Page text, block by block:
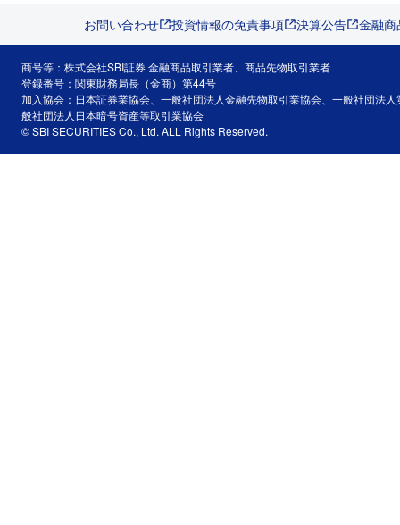
お問い合わせ 投資情報の免責事項 決算公告 金融
商号等：株式会社SBI証券 金融商品取引業者、商品先物取引業者
登録番号：関東財務局長（金商）第44号
加入協会：日本証券業協会、一般社団法人金融先物取引業協会、一般社団法
般社団法人日本暗号資産等取引業協会
© SBI SECURITIES Co., Ltd. ALL Rights Reserved.